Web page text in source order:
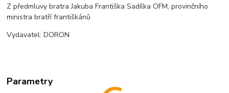
Z předmluvy bratra Jakuba Františka Sadílka OFM, provinčního
ministra bratří františkánů
Vydavatel: DORON
Parametry